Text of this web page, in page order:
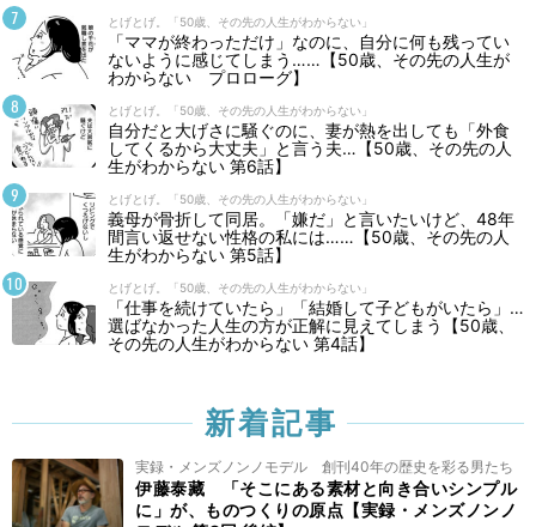
とげとげ。「50歳、その先の人生がわからない」
「ママが終わっただけ」なのに、自分に何も残ってい
ないように感じてしまう……【50歳、その先の人生が
わからない プロローグ】
とげとげ。「50歳、その先の人生がわからない」
自分だと大げさに騒ぐのに、妻が熱を出しても「外食
してくるから大丈夫」と言う夫…【50歳、その先の人
生がわからない 第6話】
とげとげ。「50歳、その先の人生がわからない」
義母が骨折して同居。「嫌だ」と言いたいけど、48年
間言い返せない性格の私には……【50歳、その先の人
生がわからない 第5話】
とげとげ。「50歳、その先の人生がわからない」
「仕事を続けていたら」「結婚して子どもがいたら」…
選ばなかった人生の方が正解に見えてしまう【50歳、
その先の人生がわからない 第4話】
新着記事
実録・メンズノンノモデル 創刊40年の歴史を彩る男たち
伊藤泰藏 「そこにある素材と向き合いシンプル
に」が、ものつくりの原点【実録・メンズノンノ